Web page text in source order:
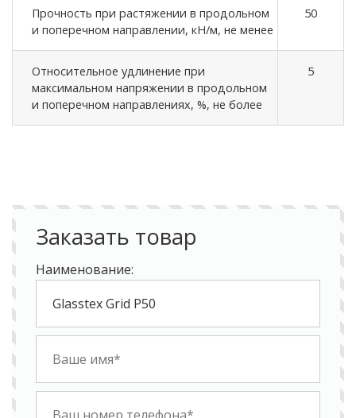
Прочность при растяжении в продольном
и поперечном направлении, кН/м, не менее
50
Относительное удлинение при
максимальном напряжении в продольном
и поперечном направлениях, %, не более
5
Заказать товар
Наименование: